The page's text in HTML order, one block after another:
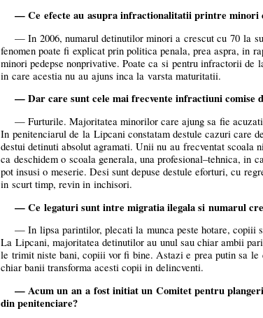
— Ce efecte au asupra infractionalitatii printre minori
— In 2006, numarul detinutilor minori a crescut cu 70 la
fenomen poate fi explicat prin politica penala, prea aspra, in
minori pedepse nonprivative. Poate ca si pentru infractorii
in care acestia nu au ajuns inca la varsta maturitatii.
— Dar care sunt cele mai frecvente infractiuni comise
— Furturile. Majoritatea minorilor care ajung sa fie
In penitenciarul de la Lipcani constatam destule cazuri care
destui detinuti absolut agramati. Unii nu au frecventat scoala
ca deschidem o scoala generala, una profesional–tehnica, in
pot insusi o meserie. Desi sunt depuse destule eforturi, cu
in scurt timp, revin in inchisori.
— Ce legaturi sunt intre migratia ilegala si numarul
— In lipsa parintilor, plecati la munca peste hotare, copiii
La Lipcani, majoritatea detinutilor au unul sau chiar ambii
le trimit niste bani, copiii vor fi bine. Astazi e prea putin sa
chiar banii transforma acesti copii in delincventi.
— Acum un an a fost initiat un Comitet pentru
din penitenciare?